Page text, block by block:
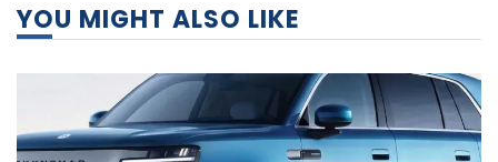
YOU MIGHT ALSO LIKE